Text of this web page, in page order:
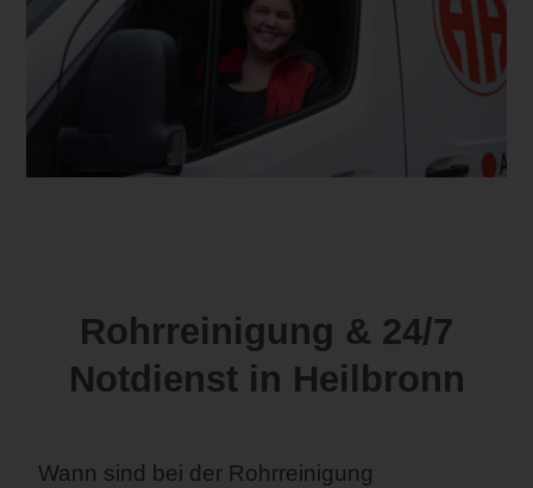
Rohrreinigung & 24/7
Notdienst in Heilbronn
Wann sind bei der Rohrreinigung